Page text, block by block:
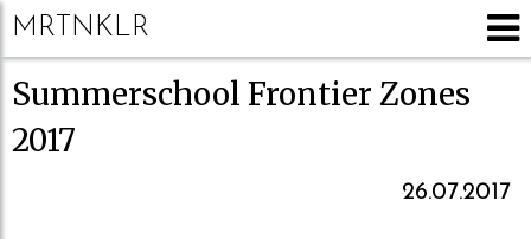
MRTNKLR
Summerschool Frontier Zones
2017
26.07.2017